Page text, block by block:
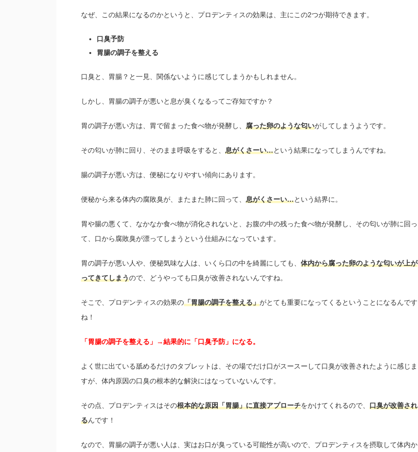
なぜ、この結果になるのかというと、プロデンティスの効果は、主にこの2つが期待できます。
口臭予防
胃腸の調子を整える
口臭と、胃腸？と一見、関係ないように感じてしまうかもしれません。
しかし、胃腸の調子が悪いと息が臭くなるってご存知ですか？
胃の調子が悪い方は、胃で留まった食べ物が発酵し、 腐った卵のような匂いがしてしまうようです。
その匂いが肺に回り、そのまま呼吸をすると、 息がくさーい…という結果になってしまうんですね。
腸の調子が悪い方は、便秘になりやすい傾向にあります。
便秘から来る体内の腐敗臭が、またまた肺に回って、 息がくさーい…という結界に。
胃や腸の悪くて、なかなか食べ物が消化されないと、お腹の中の残った食べ物が発酵し、その匂いが肺に回っ
て、口から腐敗臭が漂ってしまうという仕組みになっています。
胃の調子が悪い人や、便秘気味な人は、いくら口の中を綺麗にしても、 体内から腐った卵のような匂いが上が
ってきてしまうので、どうやっても口臭が改善されないんですね。
そこで、プロデンティスの効果の「胃腸の調子を整える」がとても重要になってくるということになるんです
ね！
「胃腸の調子を整える」→結果的に「口臭予防」になる。
よく世に出ている舐めるだけのタブレットは、その場でだけ口がスースーして口臭が改善されたように感じま
すが、体内原因の口臭の根本的な解決にはなっていないんです。
その点、プロデンティスはその根本的な原因「胃腸」に直接アプローチをかけてくれるので、 口臭が改善され
るんです！
なので、胃腸の調子が悪い人は、実はお口が臭っている可能性が高いので、プロデンティスを摂取して体内か